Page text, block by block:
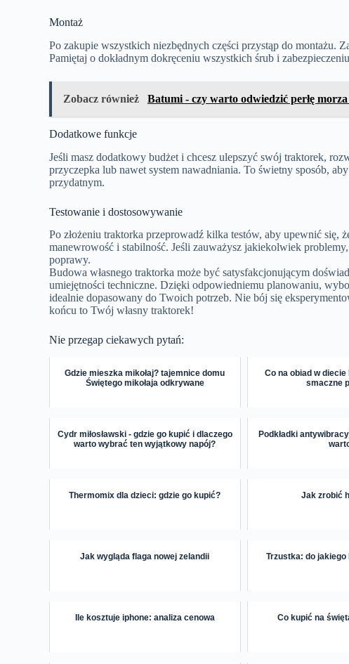
Montaż
Po zakupie wszystkich niezbędnych części przystąp do montażu.
Pamiętaj o dokładnym dokręceniu wszystkich śrub i
Zobacz również Batumi - czy warto odwiedzić perłę morza
Dodatkowe funkcje
Jeśli masz dodatkowy budżet i chcesz ulepszyć swój traktorek,
przyczepka lub nawet system nawadniania. To świetny sposób,
przydatnym.
Testowanie i dostosowywanie
Po złożeniu traktorka przeprowadź kilka testów, aby upewnić się,
manewrowość i stabilność. Jeśli zauważysz jakiekolwiek
poprawy.
Budowa własnego traktorka może być satysfakcjonującym
umiejętności techniczne. Dzięki odpowiedniemu planowaniu,
idealnie dopasowany do Twoich potrzeb. Nie bój się
końcu to Twój własny traktorek!
Nie przegap ciekawych pytań:
Gdzie mieszka mikołaj? tajemnice domu
Świętego mikołaja odkrywane
Co na obiad w
smaczne
Cydr miłosławski - gdzie go kupić i dlaczego
warto wybrać ten wyjątkowy napój?
Podkładki
Thermomix dla dzieci: gdzie go kupić? Jak zrobić
Jak wygląda flaga nowej zelandii Trzustka: do
Ile kosztuje iphone: analiza cenowa Co kupić na